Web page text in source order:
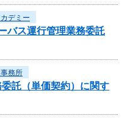
デミー
バス運行管理業務委託
務所
託（単価契約）に関す